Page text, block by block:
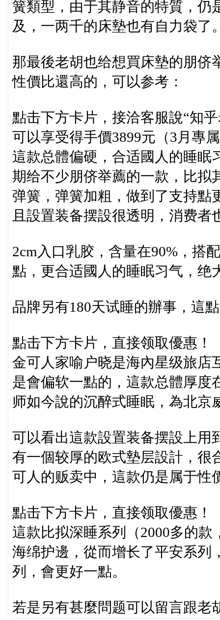
簧類型，由于其静音的特質，仍
及，一两千的床墊也有自力袋了
那最後老胡也给想買床墊的朋侪
性價比還高的，可以参考：
點击下方卡片，接洽客服說“知
可以享受得手價3899元（3月專属
這款总體偏硬，合适國人的睡眠
期给不少朋侪举薦的一款，比拟
弹簧，弹簧加粗，做到了支持點
且設置装备摆設很透明，消费者
2cm入口乳胶，含量在90%，搭
點，更合适國人的睡眠习气，绝
品牌另有180天试睡的辦事，這
點击下方卡片，直接领取優惠！
金可人家喻户晓是海內星级旅店
是會偏软一點的，這款总體厚度
师如今說的沉醉式睡眠，為北京
可以看出這款設置装备摆設上用
有一個较厚的欧式墊层設計，很
可人的贩卖中，這款仍是属于性
點击下方卡片，直接领取優惠！
這款比拟深睡系列（2000多的
海绵护邊，從而增长了平安系列
列，會更好一點。
若是另有甚麼問题可以留言跟老